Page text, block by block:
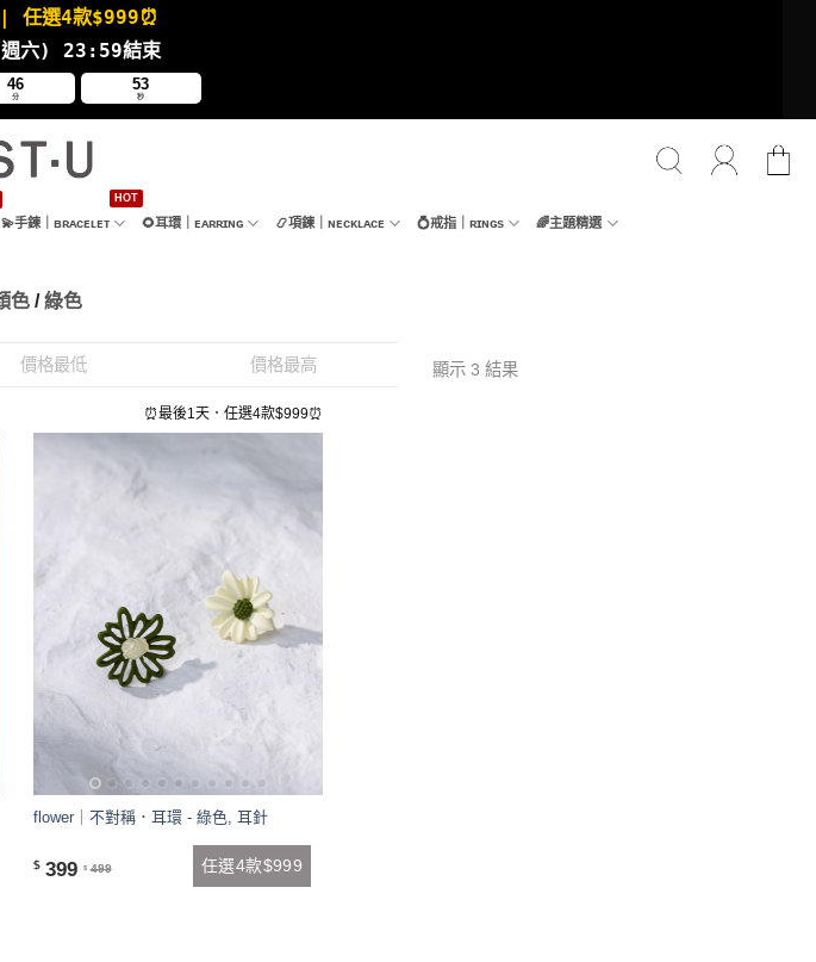
| 任選4款$999⏰
六) 23:59結束
46
分
53
秒
💫手鍊｜ʙʀᴀᴄᴇʟᴇᴛ 🌻耳環｜ᴇᴀʀʀɪɴɢ 📿項鍊｜ɴᴇᴄᴋʟᴀᴄᴇ 💍戒指｜ʀɪɴɢs 🌈主題精選
色/綠色
價格最低 價格最高 顯示 3 結果
⏰最後1天．任選4款$999⏰
flower｜不對稱．耳環 - 綠色, 耳針
$ 399 $ 499 任選4款$999